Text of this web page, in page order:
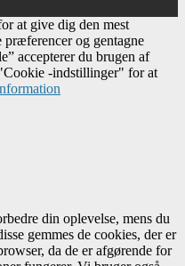
at give dig den mest
præferencer og gentagne
accepterer du brugen af
-indstillinger" for at
din oplevelse, mens du
gemmes de cookies, der er
da de er afgørende for